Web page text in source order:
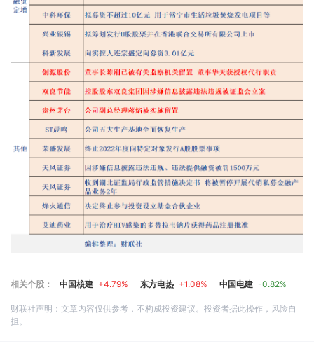
相关个股： 中国核建 +4.79% 东方电热 +1.08% 中国电建 -0.82%
财联社声明：文章内容仅供参考，不构成投资建议。投资者据此操作，风险自
担。